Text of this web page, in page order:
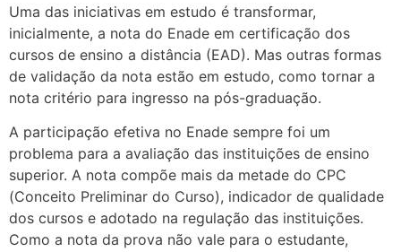
Uma das iniciativas em estudo é transformar,
inicialmente, a nota do Enade em certificação dos
cursos de ensino a distância (EAD). Mas outras formas
de validação da nota estão em estudo, como tornar a
nota critério para ingresso na pós-graduação.
A participação efetiva no Enade sempre foi um
problema para a avaliação das instituições de ensino
superior. A nota compõe mais da metade do CPC
(Conceito Preliminar do Curso), indicador de qualidade
dos cursos e adotado na regulação das instituições.
Como a nota da prova não vale para o estudante,